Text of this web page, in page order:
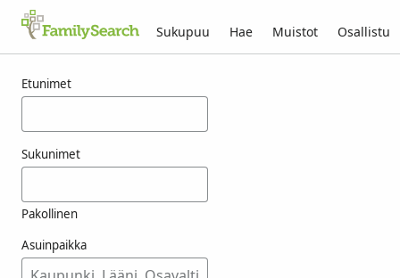
Sukupuu Hae Muistot Osallistu
Etunimet
Sukunimet
Pakollinen
Asuinpaikka